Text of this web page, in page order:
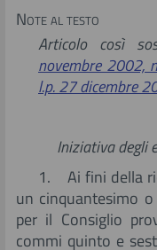
Note al testo
Articolo così
novembre 2002,
l.p. 27 dicembre
Iniziativa degli
1. Ai fini della
un cinquantesimo
per il Consiglio
commi quinto e